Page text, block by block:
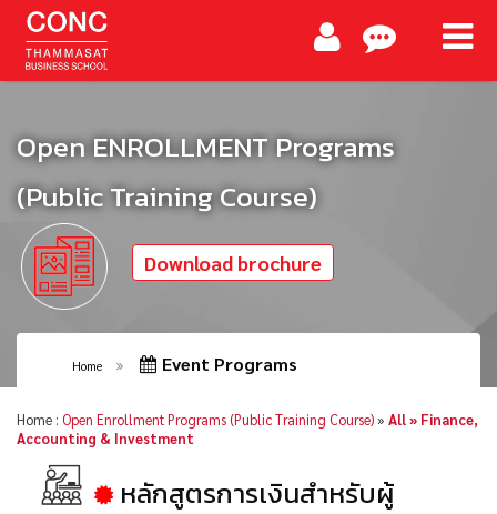
Open ENROLLMENT Programs
(Public Training Course)
Download brochure
Home Event Programs
Home : Open Enrollment Programs (Public Training Course)» All » Finance,
Accounting & Investment
หลักสูตรการเงินสำหรับผู้